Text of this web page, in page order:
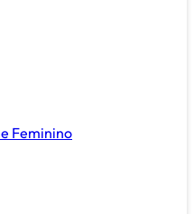
Feminino